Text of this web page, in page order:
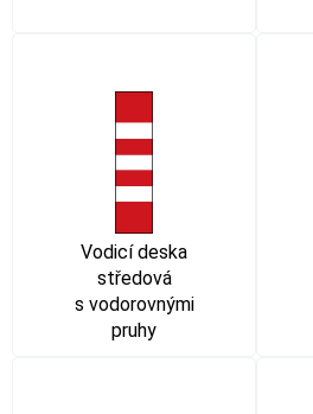
Vodicí deska
středová
s vodorovnými
pruhy